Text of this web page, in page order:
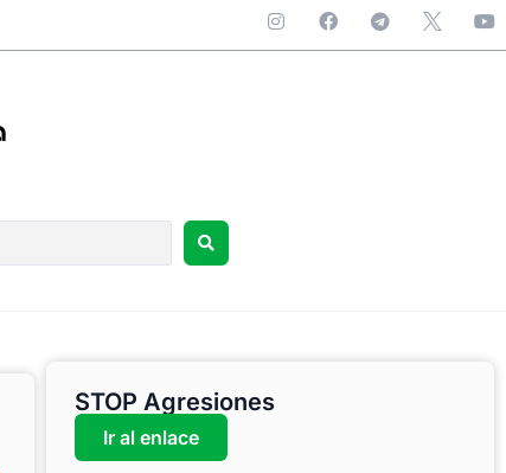
STOP Agresiones
Ir al enlace